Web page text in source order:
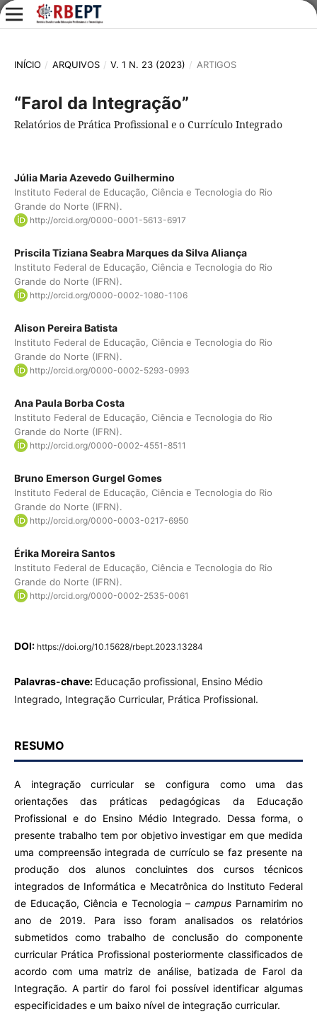
INÍCIO / ARQUIVOS / V. 1 N. 23 (2023) / ARTIGOS
“Farol da Integração”
Relatórios de Prática Profissional e o Currículo Integrado
Júlia Maria Azevedo Guilhermino
Instituto Federal de Educação, Ciência e Tecnologia do Rio
Grande do Norte (IFRN).
http://orcid.org/0000-0001-5613-6917
Priscila Tiziana Seabra Marques da Silva Aliança
Instituto Federal de Educação, Ciência e Tecnologia do Rio
Grande do Norte (IFRN).
http://orcid.org/0000-0002-1080-1106
Alison Pereira Batista
Instituto Federal de Educação, Ciência e Tecnologia do Rio
Grande do Norte (IFRN).
http://orcid.org/0000-0002-5293-0993
Ana Paula Borba Costa
Instituto Federal de Educação, Ciência e Tecnologia do Rio
Grande do Norte (IFRN).
http://orcid.org/0000-0002-4551-8511
Bruno Emerson Gurgel Gomes
Instituto Federal de Educação, Ciência e Tecnologia do Rio
Grande do Norte (IFRN).
http://orcid.org/0000-0003-0217-6950
Érika Moreira Santos
Instituto Federal de Educação, Ciência e Tecnologia do Rio
Grande do Norte (IFRN).
http://orcid.org/0000-0002-2535-0061
DOI: https://doi.org/10.15628/rbept.2023.13284
Palavras-chave: Educação profissional, Ensino Médio
Integrado, Integração Curricular, Prática Profissional.
RESUMO
A integração curricular se configura como uma das
orientações das práticas pedagógicas da Educação
Profissional e do Ensino Médio Integrado. Dessa forma, o
presente trabalho tem por objetivo investigar em que medida
uma compreensão integrada de currículo se faz presente na
produção dos alunos concluintes dos cursos técnicos
integrados de Informática e Mecatrônica do Instituto Federal
de Educação, Ciência e Tecnologia –campus Parnamirim no
ano de 2019. Para isso foram analisados os relatórios
submetidos como trabalho de conclusão do componente
curricular Prática Profissional posteriormente classificados de
acordo com uma matriz de análise, batizada de Farol da
Integração. A partir do farol foi possível identificar algumas
especificidades e um baixo nível de integração curricular.